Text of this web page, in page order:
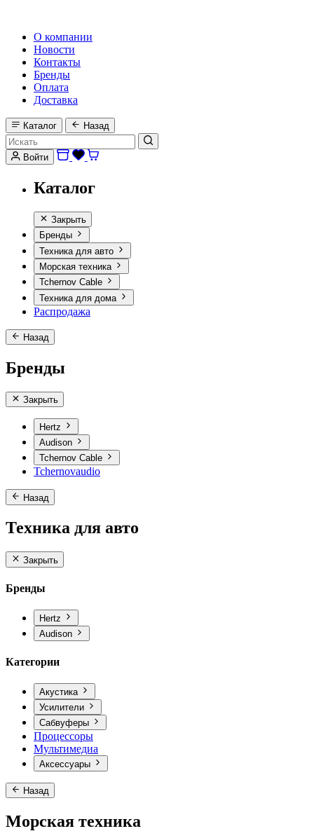
О компании
Новости
Контакты
Бренды
Оплата
Доставка
Каталог Назад
Войти
Каталог
Закрыть
Бренды
Техника для авто
Морская техника
Tchernov Cable
Техника для дома
Распродажа
Назад
Бренды
Закрыть
Hertz
Audison
Tchernov Cable
Tchernovaudio
Назад
Техника для авто
Закрыть
Бренды
Hertz
Audison
Категории
Акустика
Усилители
Сабвуферы
Процессоры
Мультимедиа
Аксессуары
Назад
Морская техника